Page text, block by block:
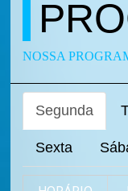
NOSSA
Segunda
Sexta